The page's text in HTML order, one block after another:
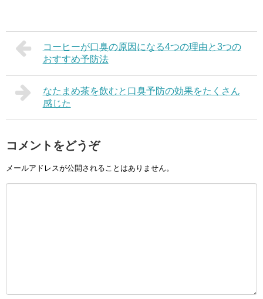
コーヒーが口臭の原因になる4つの理由と3つの
おすすめ予防法
なたまめ茶を飲むと口臭予防の効果をたくさん
感じた
コメントをどうぞ
メールアドレスが公開されることはありません。